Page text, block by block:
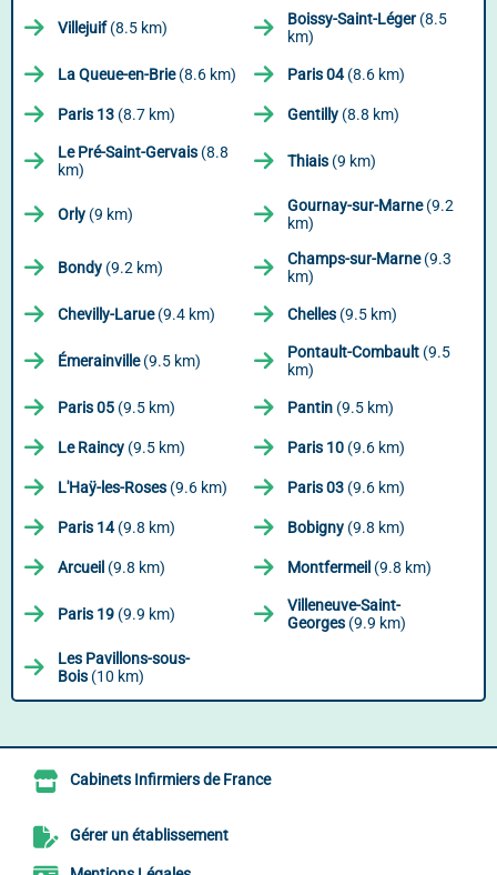
Villejuif(8.5 km) Boissy-Saint-Léger(8.5
km)
La Queue-en-Brie(8.6 km) Paris 04(8.6 km)
Paris 13 (8.7 km) Gentilly (8.8 km)
Le Pré-Saint-Gervais (8.8
km)
Thiais (9 km)
Orly (9 km) Gournay-sur-Marne(9.2
km)
Bondy (9.2 km) Champs-sur-Marne(9.3
km)
Chevilly-Larue(9.4 km) Chelles (9.5 km)
Émerainville(9.5 km) Pontault-Combault (9.5
km)
Paris 05 (9.5 km) Pantin (9.5 km)
Le Raincy (9.5 km) Paris 10 (9.6 km)
L'Haÿ-les-Roses (9.6 km) Paris 03 (9.6 km)
Paris 14(9.8 km) Bobigny (9.8 km)
Arcueil (9.8 km) Montfermeil (9.8 km)
Paris 19 (9.9 km)
Villeneuve-Saint-
Georges (9.9 km)
Les Pavillons-sous-
Bois (10 km)
Cabinets Infirmiers de France
Gérer un établissement